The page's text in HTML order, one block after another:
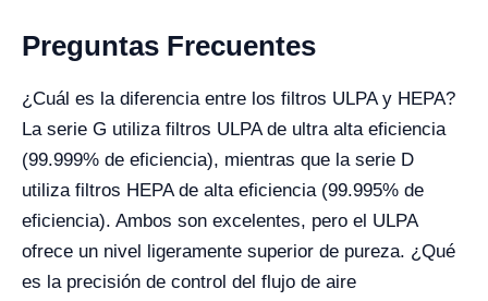
Preguntas Frecuentes
¿Cuál es la diferencia entre los filtros ULPA y HEPA?
La serie G utiliza filtros ULPA de ultra alta eficiencia
(99.999% de eficiencia), mientras que la serie D
utiliza filtros HEPA de alta eficiencia (99.995% de
eficiencia). Ambos son excelentes, pero el ULPA
ofrece un nivel ligeramente superior de pureza. ¿Qué
es la precisión de control del flujo de aire